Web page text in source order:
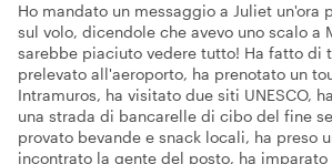
Ho mandato un messaggio a Juliet un'ora
sul volo, dicendole che avevo uno scalo a
sarebbe piaciuto vedere tutto! Ha fatto di
prelevato all'aeroporto, ha prenotato un
Intramuros, ha visitato due siti UNESCO,
una strada di bancarelle di cibo del fine
provato bevande e snack locali, ha preso
incontrato la gente del posto, ha imparato